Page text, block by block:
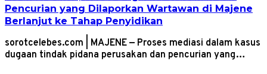
Pencurian yang Dilaporkan Wartawan di Majene
Berlanjut ke Tahap Penyidikan
sorotcelebes.com | MAJENE — Proses mediasi dalam kasus
dugaan tindak pidana perusakan dan pencurian yang…